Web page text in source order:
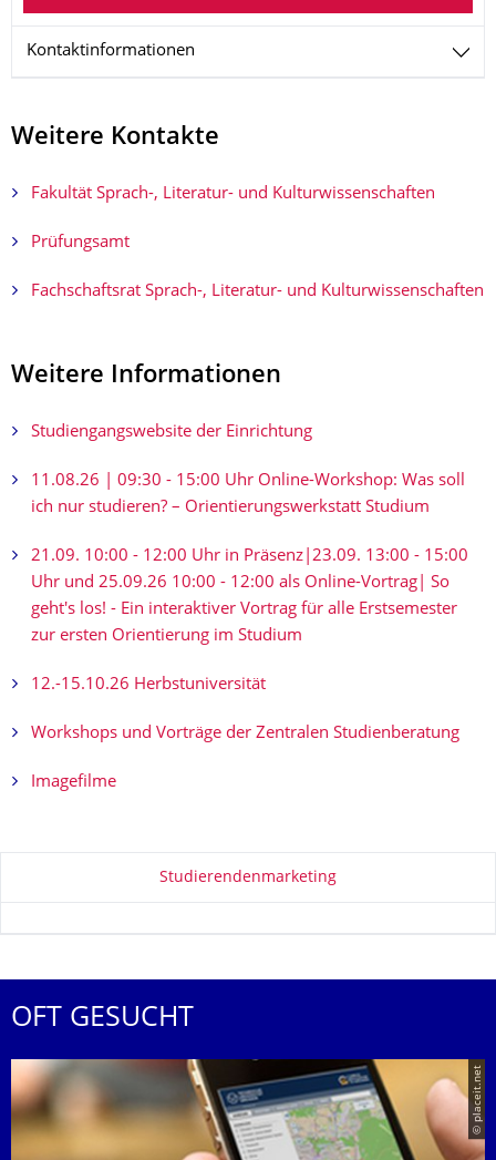
Kontaktinformationen
Weitere Kontakte
Fakultät Sprach-, Literatur- und Kulturwissenschaften
Prüfungsamt
Fachschaftsrat Sprach-, Literatur- und Kulturwissenschaften
Weitere Informationen
Studiengangswebsite der Einrichtung
11.08.26 | 09:30 - 15:00 Uhr Online-Workshop: Was soll
ich nur studieren? – Orientierungs­werkstatt Studium
21.09. 10:00 - 12:00 Uhr in Präsenz|23.09. 13:00 - 15:00
Uhr und 25.09.26 10:00 - 12:00 als Online-Vortrag| So
geht's los! - Ein interaktiver Vortrag für alle Erstsemester
zur ersten Orientierung im Studium
12.-15.10.26 Herbstuniversität
Workshops und Vorträge der Zentralen Studienberatung
Imagefilme
Zu dieser SeiteStudierendenmarketing
OFT GESUCHT
© placeit.net